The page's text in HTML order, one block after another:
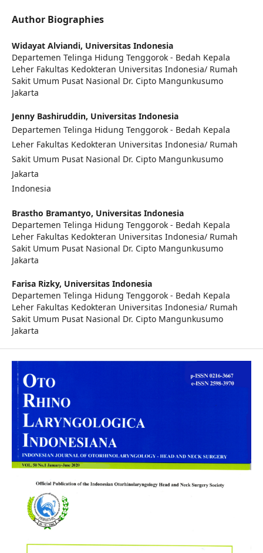
Author Biographies
Widayat Alviandi, Universitas Indonesia
Departemen Telinga Hidung Tenggorok - Bedah Kepala
Leher Fakultas Kedokteran Universitas Indonesia/ Rumah
Sakit Umum Pusat Nasional Dr. Cipto Mangunkusumo
Jakarta
Jenny Bashiruddin, Universitas Indonesia
Departemen Telinga Hidung Tenggorok - Bedah Kepala
Leher Fakultas Kedokteran Universitas Indonesia/ Rumah
Sakit Umum Pusat Nasional Dr. Cipto Mangunkusumo
Jakarta
Indonesia
Brastho Bramantyo, Universitas Indonesia
Departemen Telinga Hidung Tenggorok - Bedah Kepala
Leher Fakultas Kedokteran Universitas Indonesia/ Rumah
Sakit Umum Pusat Nasional Dr. Cipto Mangunkusumo
Jakarta
Farisa Rizky, Universitas Indonesia
Departemen Telinga Hidung Tenggorok - Bedah Kepala
Leher Fakultas Kedokteran Universitas Indonesia/ Rumah
Sakit Umum Pusat Nasional Dr. Cipto Mangunkusumo
Jakarta